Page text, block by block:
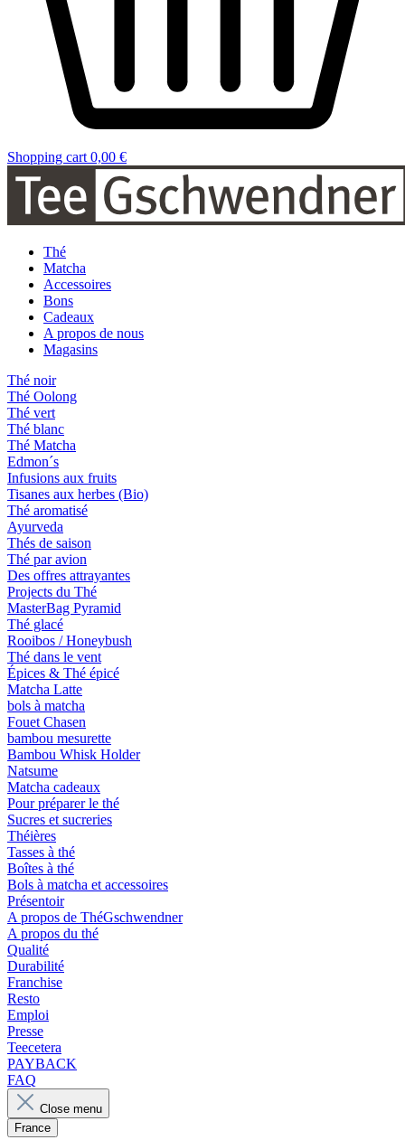
Shopping cart 0,00 €
Thé
Matcha
Accessoires
Bons
Cadeaux
A propos de nous
Magasins
Thé noir
Thé Oolong
Thé vert
Thé blanc
Thé Matcha
Edmon´s
Infusions aux fruits
Tisanes aux herbes (Bio)
Thé aromatisé
Ayurveda
Thés de saison
Thé par avion
Des offres attrayantes
Projects du Thé
MasterBag Pyramid
Thé glacé
Rooibos / Honeybush
Thé dans le vent
Épices & Thé épicé
Matcha Latte
bols à matcha
Fouet Chasen
bambou mesurette
Bambou Whisk Holder
Natsume
Matcha cadeaux
Pour préparer le thé
Sucres et sucreries
Théières
Tasses à thé
Boîtes à thé
Bols à matcha et accessoires
Présentoir
A propos de ThéGschwendner
A propos du thé
Qualité
Durabilité
Franchise
Resto
Emploi
Presse
Teecetera
PAYBACK
FAQ
Close menu
France